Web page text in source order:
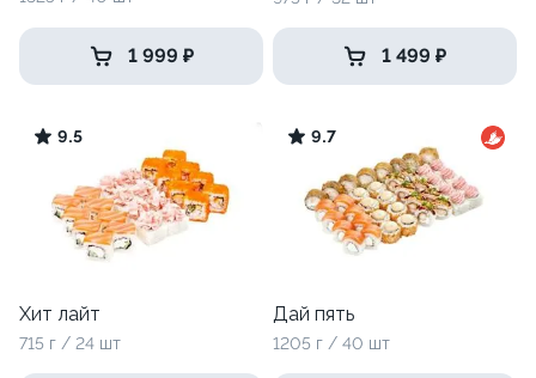
1 999 ₽ 1 499 ₽
9.5
Хит лайт
715 г / 24 шт
9.7
Дай пять
1205 г / 40 шт